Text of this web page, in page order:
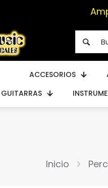
ACCESORIOS
GUITARRAS
Inicio